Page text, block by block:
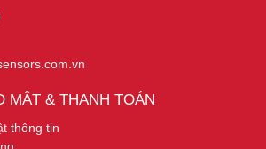
MẬT & THANH TOÁN
thông tin